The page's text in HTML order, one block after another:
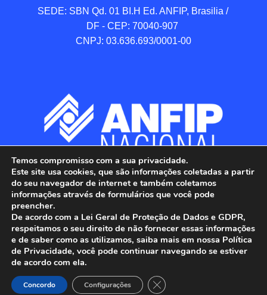
SEDE: SBN Qd. 01 BI.H Ed. ANFIP, Brasilia /
DF - CEP: 70040-907
CNPJ: 03.636.693/0001-00
ANFIP - Associação Nacional dos Auditores
Fiscais da Receita Federal do Brasil.
Todos os Direitos Reservados.
Temos compromisso com a sua privacidade.
Este site usa cookies, que são informações coletadas a partir
do seu navegador de internet e também coletamos
informações através de formulários que você pode
preencher.
De acordo com a Lei Geral de Proteção de Dados e GDPR,
respeitamos o seu direito de não fornecer essas informações
e de saber como as utilizamos, saiba mais em nossa Política
de Privacidade, você pode continuar navegando se estiver
de acordo com ela.
Concordo Configurações Close GDPR Cookie Banner